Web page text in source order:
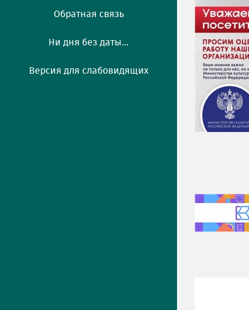
Обратная связь
Ни дня без даты...
Версия для слабовидящих